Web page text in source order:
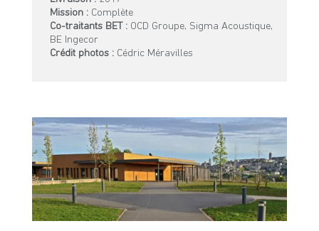
Mission :Complète
Co-traitants BET :OCD Groupe, Sigma Acoustique,
BE Ingecor
Crédit photos :Cédric Méravilles